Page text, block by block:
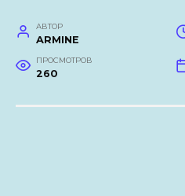
АВТОР
ARMINE
ПРОСМОТРОВ
260